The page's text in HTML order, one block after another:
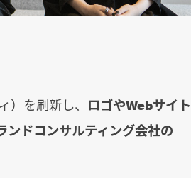
を刷新し、 ロゴやWebサイト
ンドコンサルティング会社の